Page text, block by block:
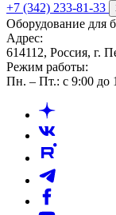
+7 (342) 233-81-33
Оборудование для
Адрес:
614112, Россия, г.
Режим работы:
Пн. – Пт.: с 9:00 до